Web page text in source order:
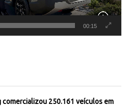
00:15
comercializou 250.161 veículos em